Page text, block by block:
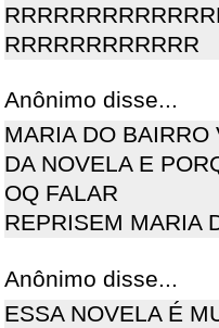
RRRRRRRRRRRR
Anônimo disse...
MARIA DO
DA NOVELA E
OQ FALAR
REPRISEM MARIA
Anônimo disse...
ESSA NOVELA É